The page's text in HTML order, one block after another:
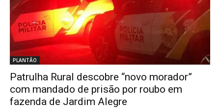
PLANTÃO
Patrulha Rural descobre “novo morador”
com mandado de prisão por roubo em
fazenda de Jardim Alegre